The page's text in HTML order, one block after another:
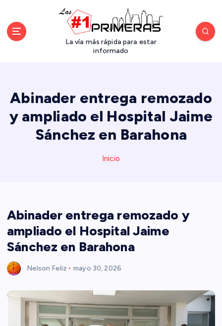
La vía más rápida para estar
informado
Abinader entrega remozado
y ampliado el Hospital Jaime
Sánchez en Barahona
Inicio
Abinader entrega remozado y
ampliado el Hospital Jaime
Sánchez en Barahona
Nelson Feliz mayo 30, 2026